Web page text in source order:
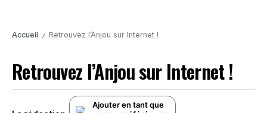
Accueil / Retrouvez l’Anjou sur Internet !
Retrouvez l’Anjou sur Internet !
Ajouter en tant que